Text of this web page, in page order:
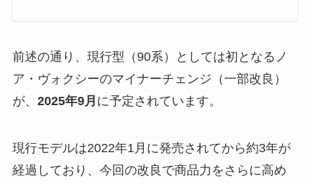
前述の通り、現行型（90系）としては初となるノ
ア・ヴォクシーのマイナーチェンジ（一部改良）
が、 2025年9月 に予定されています。
現行モデルは2022年1月に発売されてから約3年が
経過しており、今回の改良で商品力をさらに高め